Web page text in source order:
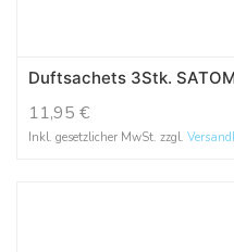
Duftsachets 3Stk.
11,95 €
Inkl. gesetzlicher MwSt. zzgl.